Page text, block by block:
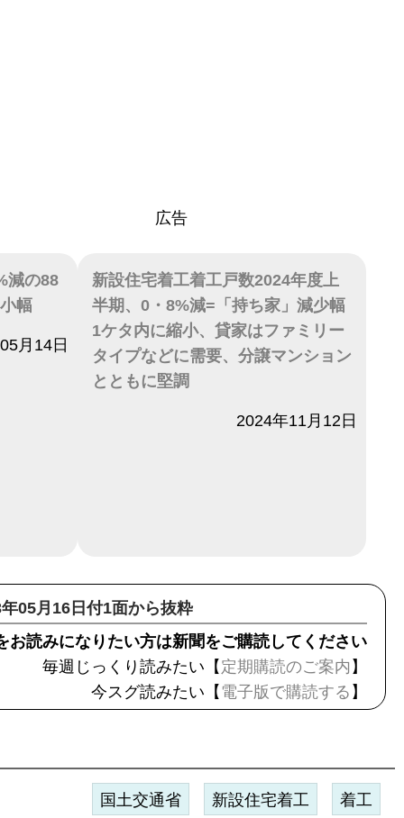
広告
減の88
幅
月14日
新設住宅着工着工戸数2024年度上
半期、0・8%減=「持ち家」減少幅
1ケタ内に縮小、貸家はファミリー
タイプなどに需要、分譲マンション
とともに堅調
2024年11月12日
05月16日付1面から抜粋
お読みになりたい方は新聞をご購読してください
毎週じっくり読みたい【 定期購読のご案内 】
今スグ読みたい【 電子版で購読する 】
国土交通省 新設住宅着工 着工